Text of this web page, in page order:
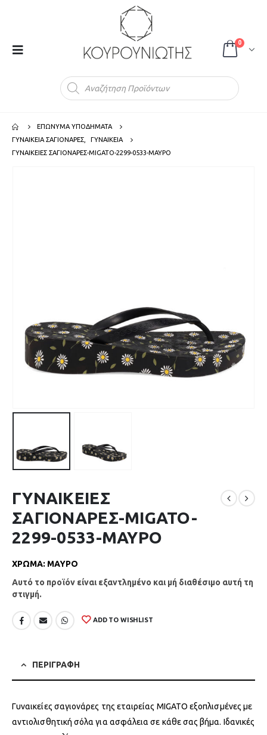
0
ΕΠΩΝΥΜΑ ΥΠΟΔΗΜΑΤΑ
ΓΥΝΑΙΚΕΙΑ ΣΑΓΙΟΝΑΡΕΣ
ΓΥΝΑΙΚΕΙΑ
ΓΥΝΑΙΚΕΙΕΣ ΣΑΓΙΟΝΑΡΕΣ-MIGATO-2299-0533-ΜΑΥΡΟ
ΓΥΝΑΙΚΕΙΕΣ
ΣΑΓΙΟΝΑΡΕΣ-MIGATO-
2299-0533-ΜΑΥΡΟ
ΧΡΩΜΑ: ΜΑΥΡΟ
Αυτό το προϊόν είναι εξαντλημένο και μή διαθέσιμο αυτή τη
στιγμή.
ADD TO WISHLIST
ΠΕΡΙΓΡΑΦΗ
Γυναικείες σαγιονάρες της εταιρείας MIGATO εξοπλισμένες με
αντιολισθητική σόλα για ασφάλεια σε κάθε σας βήμα. Ιδανικές